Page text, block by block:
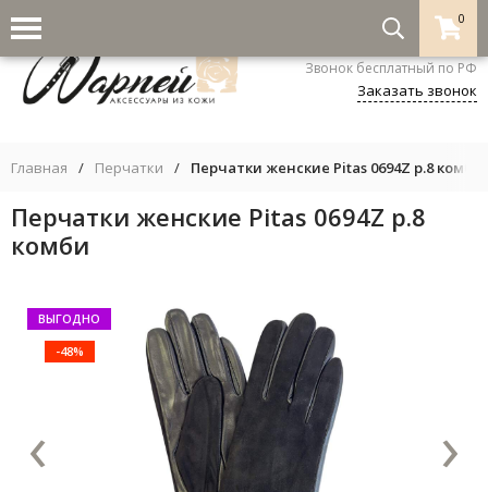
0
8-800-333-5530
Звонок бесплатный по РФ
Заказать звонок
Главная / Перчатки / Перчатки женские Pitas 0694Z р.8 комби
Перчатки женские Pitas 0694Z р.8
комби
ВЫГОДНО
-48%
‹ ›